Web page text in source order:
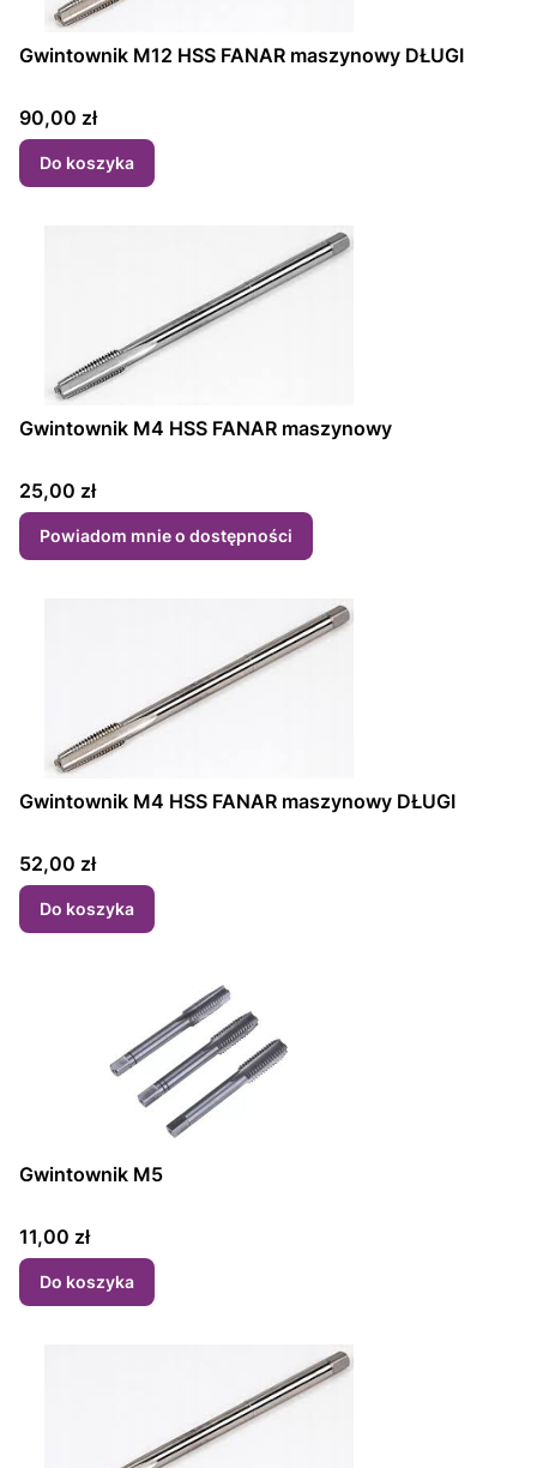
Gwintownik M12 HSS FANAR maszynowy DŁUGI
Cena
90,00 zł
Do koszyka
Gwintownik M4 HSS FANAR maszynowy
Cena
25,00 zł
Powiadom mnie o dostępności
Gwintownik M4 HSS FANAR maszynowy DŁUGI
Cena
52,00 zł
Do koszyka
Gwintownik M5
Cena
11,00 zł
Do koszyka